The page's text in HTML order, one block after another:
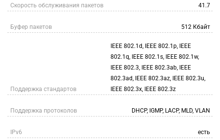
Скорость обслуживания пакетов 41.7
Буфер пакетов 512 Кбайт
Поддержка стандартов
IEEE 802.1d, IEEE 802.1p, IEEE
802.1q, IEEE 802.1s, IEEE 802.1w,
IEEE 802.3, IEEE 802.3ab, IEEE
802.3ad, IEEE 802.3az, IEEE 802.3u,
IEEE 802.3x, IEEE 802.3z
Поддержка протоколов DHCP, IGMP, LACP, MLD, VLAN
IPv6 есть